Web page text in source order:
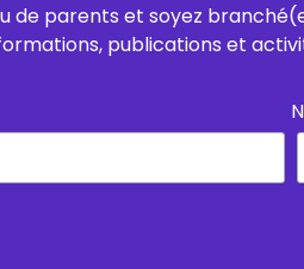
de parents et soyez
publications et